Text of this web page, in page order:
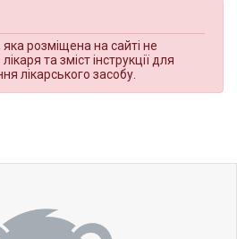
розміщена на сайті не
та зміст інструкції для
лікарського засобу.